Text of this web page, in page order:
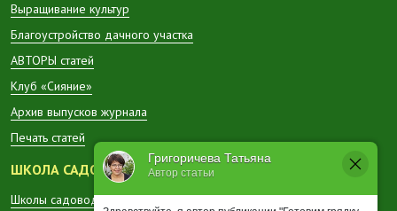
Григоричева Татьяна
Автор статьи
Выращивание культур
Благоустройство дачного участка
АВТОРЫ статей
Клуб «Сияние»
Архив выпусков журнала
Печать статей
ШКОЛА САДОВОДА
Школы садоводов в регионах